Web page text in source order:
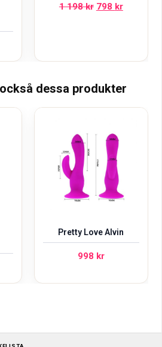
1 198kr Det
798 krDet
dessa produkter
Pretty Love Alvin
998 kr